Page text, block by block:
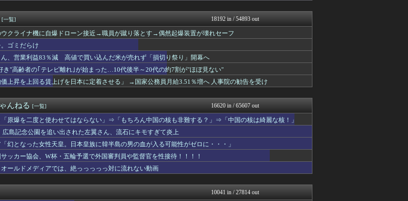
ドアが勝手に開いてしまう件
にゅーすアルー！
さなきゃいい」と保険加入を勧められた推し活民が反発...
U-1 NEWS.
「50％ポイント還元」セール！6,336円分返って...
オレ的ゲーム速報＠刃
戦争を放棄する国であり続けよう」 平和への思いをつ...
アルファルファモザイク＠ネ...
いに神商品を販売
世代も「テレビ離れ」が始まる
かせまと！
中道改革連合の埋もれた存在感 「進むも地獄、引くも...
反日愚国 恨寓瘻
という事実…初の「おことば」にネット民驚嘆
NEWSまとめもりー｜2c...
幹を摘出された女性､重篤な植物状態だが意識は正常で何...
おーるじゃんる
かも知れない
ふぇー速
たんだがｗｗｗｗｗｗｗｗｗｗｗｗｗ
watch＠２ちゃんねる
レビ離れ｣が始まった…10代後半～20代の約7割...
痛いニュース(ﾉ∀`)
ジョージ180円、9月1日出荷分から値上げ
アルファルファモザイク＠ネ...
←これｗｗｗｗｗ
投資ちゃんねる
金」数年で枯渇、研究者の削減不可避
常識的に考えた
中に号泣…ネット民「こんな姿初めて見た」
、倒産も急増 過去最多ペースで推移 「当たれば一攫...
みそパンNEWS
請に応じ超希少血液「Jr(a-)」を提供＝韓国SNS...
いく子＝無意識に一番好きな子」という恋愛心理テストｗ...
、倒産も急増 過去最多ペースで推移 「当たれば一攫...
かせまと！
[一覧] 18192 in / 54893 out
ウクライナ機に自爆ドローン接近→職員が蹴り落とす→偶然起爆装置が壊れセーフ
ゴミだらけ
ん、営業利益83％減 高値で買い込んだ米が売れず「損切り祭り」開幕へ
き"高齢者の｢テレビ離れ｣が始まった…10代後半～20代の約7割が"ほぼ見ない"
上昇を上回る賃上げを日本に定着させる」 →国家公務員月給3.51％増へ 人事院の勧告を受け
んねる [一覧] 16620 in / 65607 out
原爆を二度と使わせてはならない」⇒「もちろん中国の核も非難する？」⇒「中国の核は綺麗な核！」
広島記念公園を追い出された左翼さん、流石にキモすぎて炎上
幻となった女性天皇。日本皇族に韓半島の男の血が入る可能性がゼロに・・・」
サッカー協会、W杯・五輪予選で外国審判員や監督官を性接待！！！！
オールドメディアでは、絶っっっっっ対に流れない動画
10041 in / 27814 out